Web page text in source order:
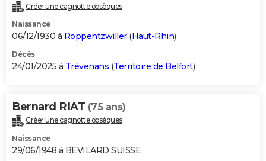
Créer une cagnotte obsèques
Naissance
06/12/1930 à Roppentzwiller(Haut-Rhin)
Décès
24/01/2025 à Trévenans (Territoire de Belfort)
Bernard RIAT (75 ans)
Créer une cagnotte obsèques
Naissance
29/06/1948 à BEVILARD SUISSE